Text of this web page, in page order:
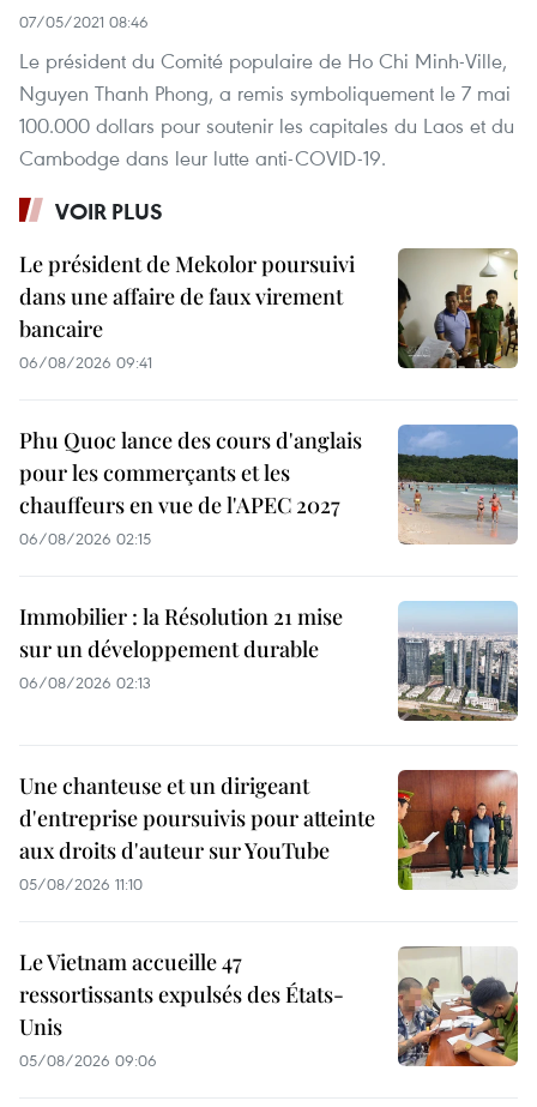
07/05/2021 08:46
Le président du Comité populaire de Ho Chi Minh-Ville,
Nguyen Thanh Phong, a remis symboliquement le 7 mai
100.000 dollars pour soutenir les capitales du Laos et du
Cambodge dans leur lutte anti-COVID-19.
VOIR PLUS
Le président de Mekolor poursuivi
dans une affaire de faux virement
bancaire
06/08/2026 09:41
Phu Quoc lance des cours d'anglais
pour les commerçants et les
chauffeurs en vue de l'APEC 2027
06/08/2026 02:15
Immobilier : la Résolution 21 mise
sur un développement durable
06/08/2026 02:13
Une chanteuse et un dirigeant
d'entreprise poursuivis pour atteinte
aux droits d'auteur sur YouTube
05/08/2026 11:10
Le Vietnam accueille 47
ressortissants expulsés des États-
Unis
05/08/2026 09:06